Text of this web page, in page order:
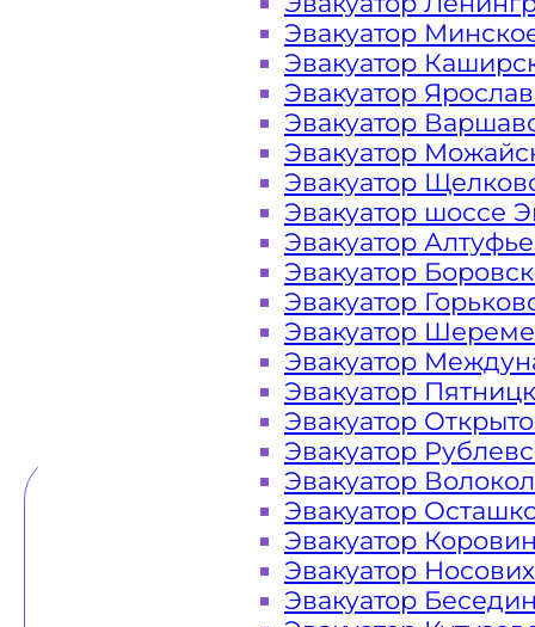
Закажите услугу "эвакуатор
"онлайн" на сайте компании
Вам необходимы услуги
недорого? Эвакуаторы «МОБИ»
МКАД, в Левобережном городского
часа в сутки. Обращайтесь к нам
в любой ситуации и
WHATSAPP
Эвакуатор
Эвакуатор
Эвакуатор
Эвакуатор
Эвакуатор
Эвакуатор
Эвакуатор шоссе
Эвакуатор
Эвакуатор
Эвакуатор
Эвакуатор
Эвакуатор
Эвакуатор
Эвакуатор
Эвакуатор
Эвакуатор
Эвакуатор
Эвакуатор
Эвакуатор
Эвакуатор